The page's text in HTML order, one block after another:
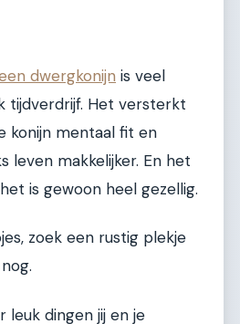
dwergkonijn is veel
tijdverdrijf. Het versterkt
konijn mentaal fit en
leven makkelijker. En het
is gewoon heel gezellig.
zoek een rustig plekje
leuk dingen jij en je